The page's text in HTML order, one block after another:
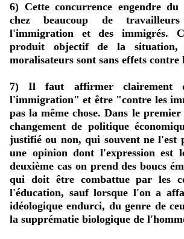
6) Cette concurrence engendre du
chez beaucoup de
l'immigration et des immigrés.
produit objectif de la situation,
moralisateurs sont sans effets contre
7) Il faut affirmer clairement
l'immigration" et être "contre les
pas la même chose. Dans le
changement de politique
justifié ou non, qui souvent ne l'est
une opinion dont l'expression est
deuxième cas on prend des boucs
qui doit être combattue par les
l'éducation, sauf lorsque l'on a
idéologique endurci, du genre de
la supprématie biologique de